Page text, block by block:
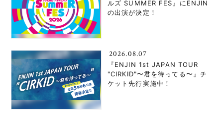
ルズ SUMMER FES』にENJIN
の出演が決定！
2026.08.07
『ENJIN 1st JAPAN TOUR
"CIRKID"〜君を待ってる〜』チ
ケット先行実施中！